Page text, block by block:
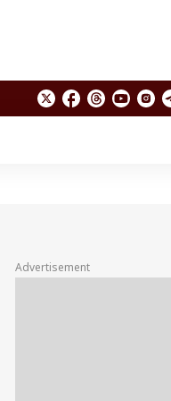
অন দ্য স্পট
সকাল
Advertisement